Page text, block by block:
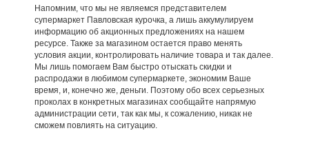
Напомним, что мы не являемся представителем
супермаркет Павловская курочка, а лишь аккумулируем
информацию об акционных предложениях на нашем
ресурсе. Также за магазином остается право менять
условия акции, контролировать наличие товара и так далее.
Мы лишь помогаем Вам быстро отыскать скидки и
распродажи в любимом супермаркете, экономим Ваше
время, и, конечно же, деньги. Поэтому обо всех серьезных
проколах в конкретных магазинах сообщайте напрямую
администрации сети, так как мы, к сожалению, никак не
сможем повлиять на ситуацию.